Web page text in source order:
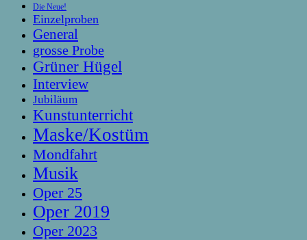
Die Neue!
Einzelproben
General
grosse Probe
Grüner Hügel
Interview
Jubiläum
Kunstunterricht
Maske/Kostüm
Mondfahrt
Musik
Oper 25
Oper 2019
Oper 2023